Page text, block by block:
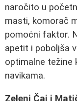
naročito u
masti, komorač
pomoćni faktor.
apetit i poboljša
optimalne težine
navikama.
Zeleni Čaj i